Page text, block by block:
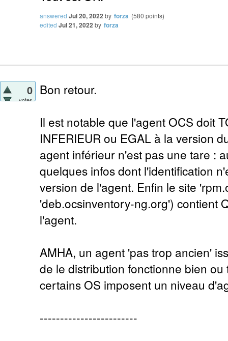
answered Jul 20, 2022by forza (580 points)
edited Jul 21, 2022by forza
0
votes
Bon retour.
Il est notable que l'agent OCS doit
INFERIEUR ou EGAL à la version
agent inférieur n'est pas une tare :
quelques infos dont l'identification
version de l'agent. Enfin le site
'deb.ocsinventory-ng.org') contient
l'agent.
AMHA, un agent 'pas trop ancien'
de le distribution fonctionne bien
certains OS imposent un niveau
------------------------